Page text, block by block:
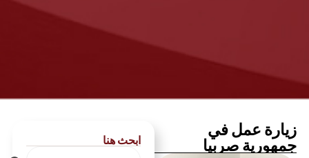
ابحث هنا
زيارة عمل في
جمهورية صربيا